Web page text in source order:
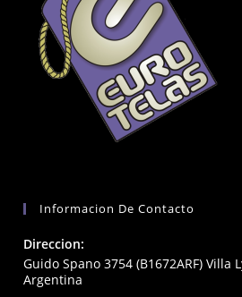
Informacion De Contacto
Direccion:
Guido Spano 3754 (B1672ARF) Villa
Argentina